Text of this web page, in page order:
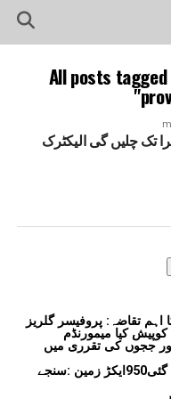
All posts
تک چلیں گی الیکٹرک
تقاضہ: پروفیسر گلریز
کیا میمورنڈم
اور ججوں کی تقرری میں
اوڈیشہ میں قبائلیوں سے زبردستی چھینی گئی950ایکڑ زمین :سنجے